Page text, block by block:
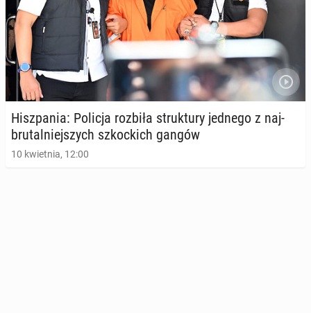
Hisz­pa­nia: Policja rozbiła struk­tu­ry jednego z naj­
bru­tal­niej­szych szkoc­kich gangów
10 kwietnia, 12:00